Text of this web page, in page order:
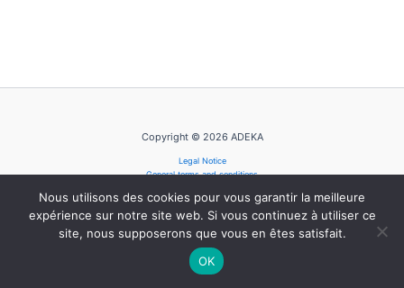
Copyright © 2026 ADEKA
Legal Notice
General terms and conditions
Cookie Policy
Nous utilisons des cookies pour vous garantir la meilleure
expérience sur notre site web. Si vous continuez à utiliser ce
site, nous supposerons que vous en êtes satisfait.
OK